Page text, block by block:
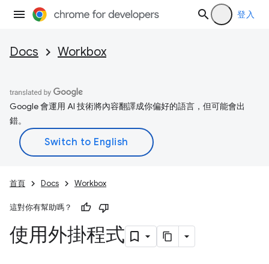
登入
Docs Workbox
Google 會運用 AI 技術將內容翻譯成你偏好的語言，但可能會出
錯。
首頁 Docs Workbox
這對你有幫助嗎？
使用外掛程式